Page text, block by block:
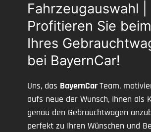
Fahrzeugauswahl |
Profitieren Sie
Ihres
bei BayernCar!
Uns, das BayernCarTeam,
aufs neue der Wunsch, Ihnen als
genau den Gebrauchtwagen
perfekt zu Ihren Wünschen und